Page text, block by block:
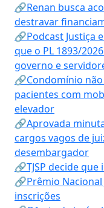
🔗Renan busca
destravar
🔗Podcast Justiça
que o PL 1893/
governo e
🔗Condomínio
pacientes com
elevador
🔗Aprovada
cargos vagos de
desembargador
🔗TJSP decide
🔗Prêmio Nacional
inscrições